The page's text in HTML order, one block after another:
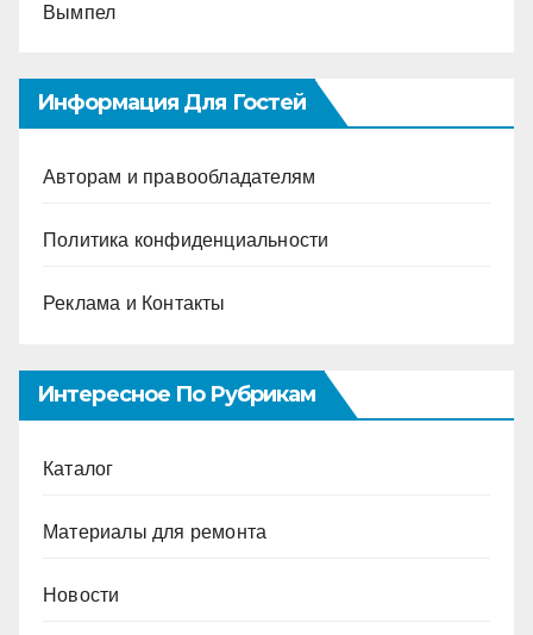
Вымпел
Информация Для Гостей
Авторам и правообладателям
Политика конфиденциальности
Реклама и Контакты
Интересное По Рубрикам
Каталог
Материалы для ремонта
Новости